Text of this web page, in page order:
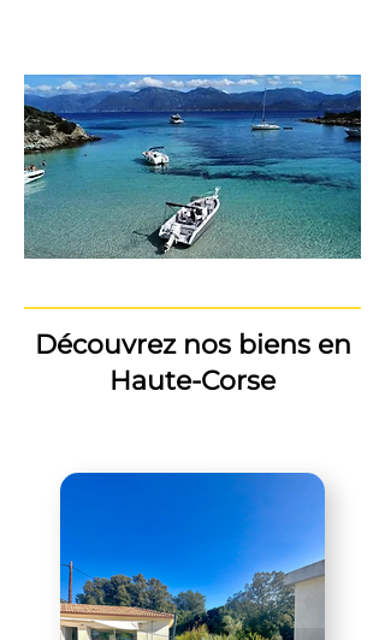
Découvrez nos biens en
Haute-Corse